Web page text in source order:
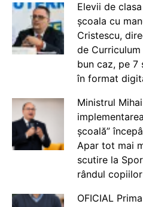
Elevii de
școala cu
Cristescu,
de Curriculum
bun caz, pe 7
în format
Ministrul
școală”
Apar tot mai
scutire la
rândul
OFICIAL